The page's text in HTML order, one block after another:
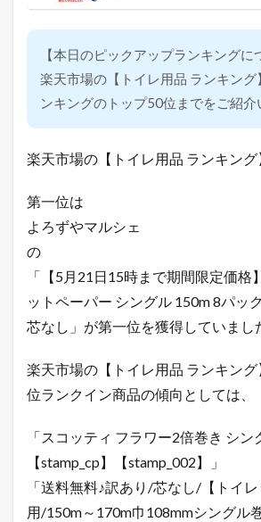
【本日のピックアップランキングに
楽天市場の【トイレ用品 ランキング
ンキングのトップ50位までをご紹介
楽天市場の【トイレ用品 ランキング
第一位は
よろずやマルシェ
の
「【5月21日15時まで期間限定価格
ットペーパー シングル 150m 8パッ
芯なし」が第一位を獲得していまし
楽天市場の【トイレ用品 ランキン
位ランクイン商品の傾向としては、
「スコッティ フラワー2倍巻き シン
【stamp_cp】【stamp_002】」
「送料無料♪訳あり/芯なし/【トイ
用/150m～170m巾108mmシングル